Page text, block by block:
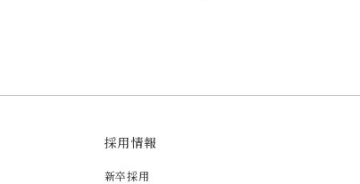
採用情報
新卒採用